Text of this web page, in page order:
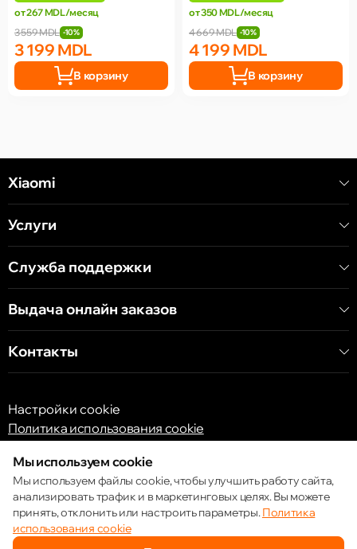
от 267 MDL/месяц
3 199 MDL
3 559 MDL -10%
В корзину
от 350 MDL/месяц
4 199 MDL
4 669 MDL -10%
В корзину
Xiaomi
Услуги
Служба поддержки
Выдача онлайн заказов
Контакты
Настройки cookie
Политика использования cookie
© 2013 – 2026 ECOM
Мы используем cookie
Мы используем файлы cookie, чтобы улучшить работу сайта,
анализировать трафик и в маркетинговых целях. Вы можете
принять, отклонить или настроить параметры.Политика
использования cookie